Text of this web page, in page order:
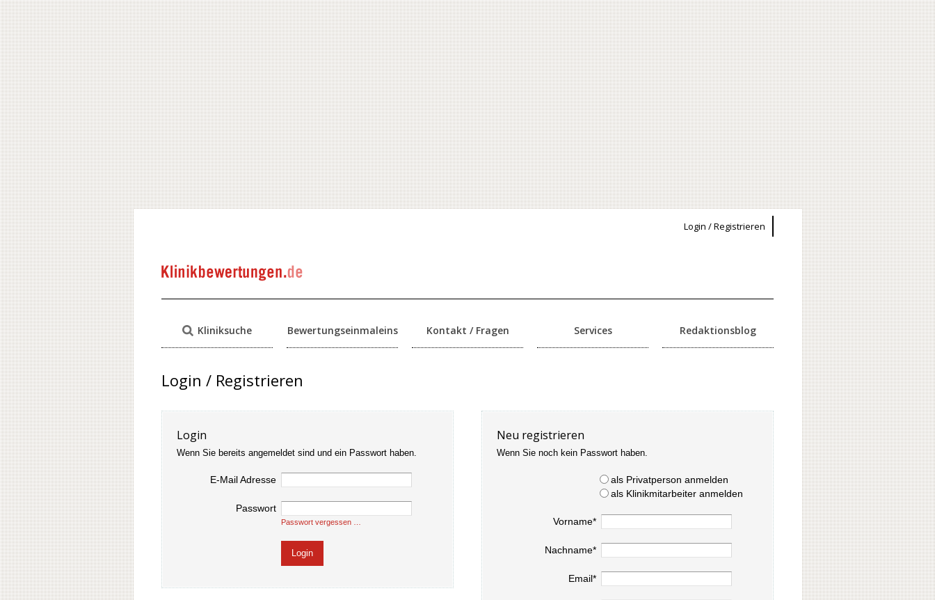
Login / Registrieren
Kliniksuche Bewertungseinmaleins Kontakt / Fragen Services Redaktionsblog
Login / Registrieren
Login
Wenn Sie bereits angemeldet sind und ein Passwort haben.
E-Mail Adresse
Passwort
Passwort vergessen …
Neu registrieren
Wenn Sie noch kein Passwort haben.
als Privatperson anmelden
als Klinikmitarbeiter anmelden
Vorname*
Nachname*
Email*